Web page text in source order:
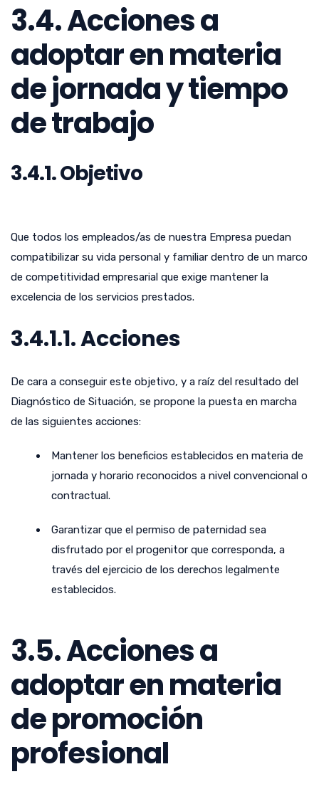
3.4. Acciones a
adoptar en materia
de jornada y tiempo
de trabajo
3.4.1. Objetivo
Que todos los empleados/as de nuestra Empresa puedan
compatibilizar su vida personal y familiar dentro de un marco
de competitividad empresarial que exige mantener la
excelencia de los servicios prestados.
3.4.1.1. Acciones
De cara a conseguir este objetivo, y a raíz del resultado del
Diagnóstico de Situación, se propone la puesta en marcha
de las siguientes acciones:
Mantener los beneficios establecidos en materia de
jornada y horario reconocidos a nivel convencional o
contractual.
Garantizar que el permiso de paternidad sea
disfrutado por el progenitor que corresponda, a
través del ejercicio de los derechos legalmente
establecidos.
3.5. Acciones a
adoptar en materia
de promoción
profesional